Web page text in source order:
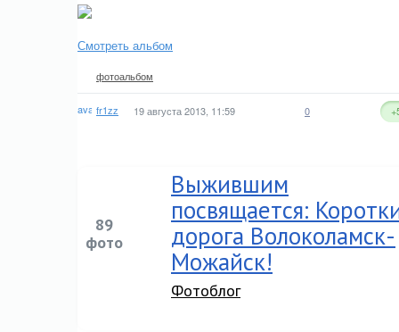
Смотреть альбом
фотоальбом
fr1zz 19 августа 2013, 11:59 0
89
фото
Выжившим
посвящается:
дорога Волоколамск-
Можайск!
Фотоблог